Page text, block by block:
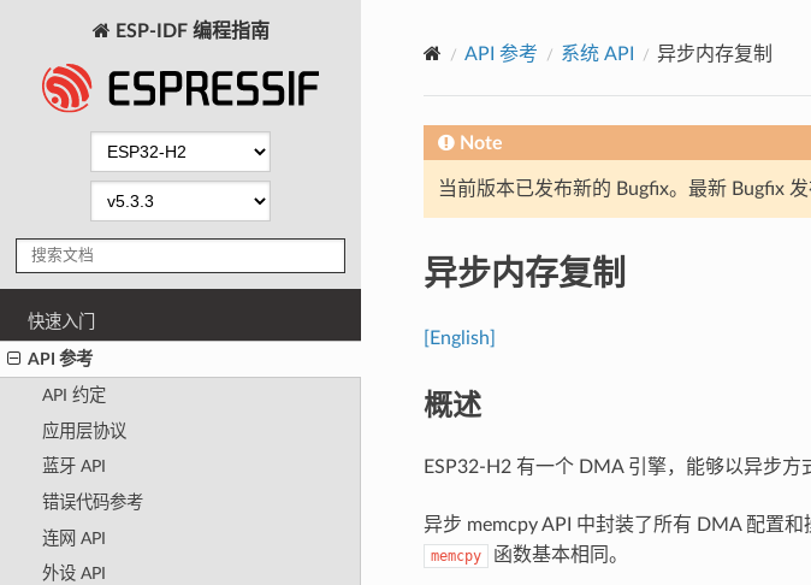
ESP-IDF 编程指南
快速入门
API 参考
API 约定
应用层协议
蓝牙 API
错误代码参考
连网 API
外设 API
API 参考 系统 API 异步内存复制
Note
当前版本已发布新的 Bugfix。最新 Bugfix
异步内存复制
[English]
概述
ESP32-H2 有一个 DMA 引擎，能够以异步方
异步 memcpy API 中封装了所有 DMA 配置和
memcpy 函数基本相同。